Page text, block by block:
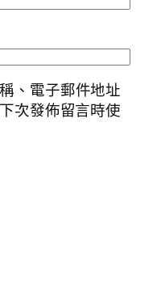
、電子郵件地址
次發佈留言時使